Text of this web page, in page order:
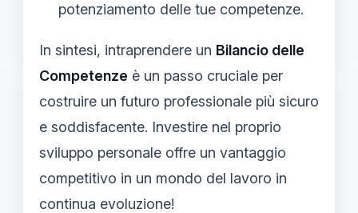
potenziamento delle tue competenze.
In sintesi, intraprendere un Bilancio delle
Competenze è un passo cruciale per
costruire un futuro professionale più sicuro
e soddisfacente. Investire nel proprio
sviluppo personale offre un vantaggio
competitivo in un mondo del lavoro in
continua evoluzione!